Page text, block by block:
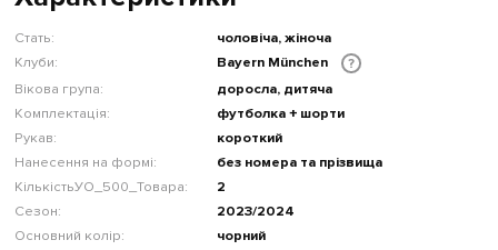
Стать:
чоловіча, жіноча
Клуби:
Bayern München
?
Вікова група:
доросла, дитяча
Комплектація:
футболка + шорти
Рукав:
короткий
Нанесення на формі:
без номера та прізвища
КількістьУО_500_Товара:
2
Сезон:
2023/2024
Основний колір:
чорний